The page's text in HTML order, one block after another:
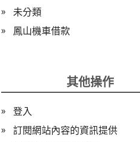
未分類
鳳山機車借款
其他操作
登入
訂閱網站內容的資訊提供